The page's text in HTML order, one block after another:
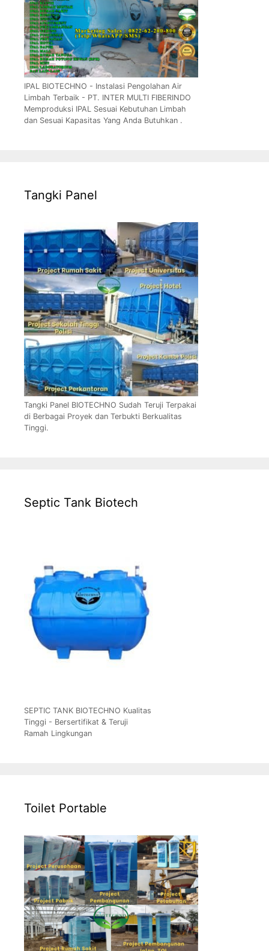
IPAL BIOTECHNO - Instalasi Pengolahan Air
Limbah Terbaik - PT. INTER MULTI FIBERINDO
Memproduksi IPAL Sesuai Kebutuhan Limbah
dan Sesuai Kapasitas Yang Anda Butuhkan .
Tangki Panel
Tangki Panel BIOTECHNO Sudah Teruji Terpakai
di Berbagai Proyek dan Terbukti Berkualitas
Tinggi.
Septic Tank Biotech
SEPTIC TANK BIOTECHNO Kualitas
Tinggi - Bersertifikat & Teruji
Ramah Lingkungan
Toilet Portable